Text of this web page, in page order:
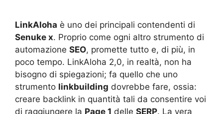
LinkAloha è uno dei principali contendenti di
Senuke x. Proprio come ogni altro strumento di
automazione SEO, promette tutto e, di più, in
poco tempo. LinkAloha 2,0, in realtà, non ha
bisogno di spiegazioni; fa quello che uno
strumento linkbuilding dovrebbe fare, ossia:
creare backlink in quantità tali da consentire voi
di raggiungere la Page 1 delle SERP. La vera